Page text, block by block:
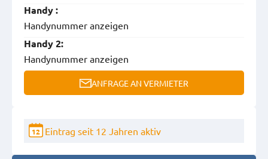
Handy :
Handynummer anzeigen
Handy 2:
Handynummer anzeigen
ANFRAGE AN VERMIETER
12 Eintrag seit 12 Jahren aktiv